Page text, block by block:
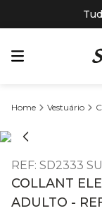
Vestuário
REF: SD2333
COLLANT
ADULTO -